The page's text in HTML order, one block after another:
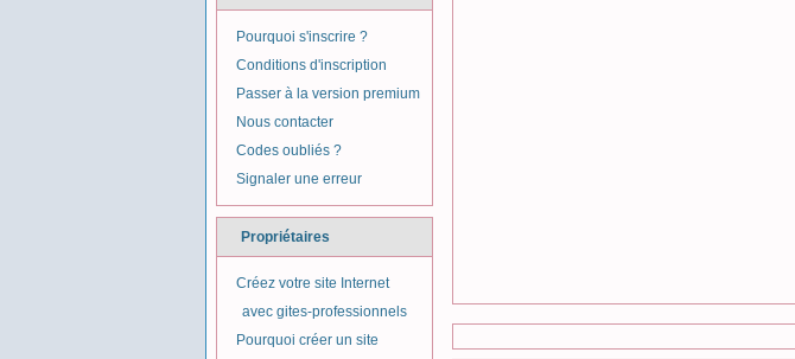
Pourquoi s'inscrire ?
Conditions d'inscription
Passer à la version premium
Nous contacter
Codes oubliés ?
Signaler une erreur
Propriétaires
Créez votre site Internet
avec gites-professionnels
Pourquoi créer un site